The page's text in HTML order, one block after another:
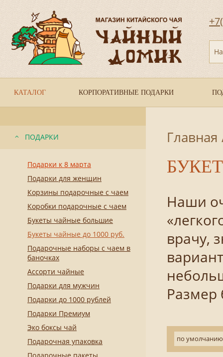
КАТАЛОГ КОРПОРАТИВНЫЕ ПОДАРКИ
ПОДАРКИ
Подарки к 8 марта
Подарки для женщин
Корзины подарочные с чаем
Коробки подарочные с чаем
Букеты чайные большие
Букеты чайные до 1000 руб.
Подарочные наборы с чаем в
баночках
Ассорти чайные
Подарки для мужчин
Подарки до 1000 рублей
Подарки Премиум
Эко боксы чай
Подарочная упаковка
Главная
Наши
врачу,
Размер
по умолчанию